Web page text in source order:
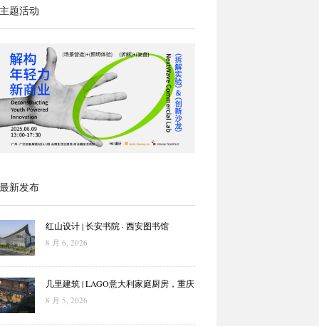
题活动
新发布
红山设计 | 长安书院 · 西安图书馆
8 月 6, 2026
几里建筑 | LAGO意大利家庭厨房，重庆
8 月 5, 2026